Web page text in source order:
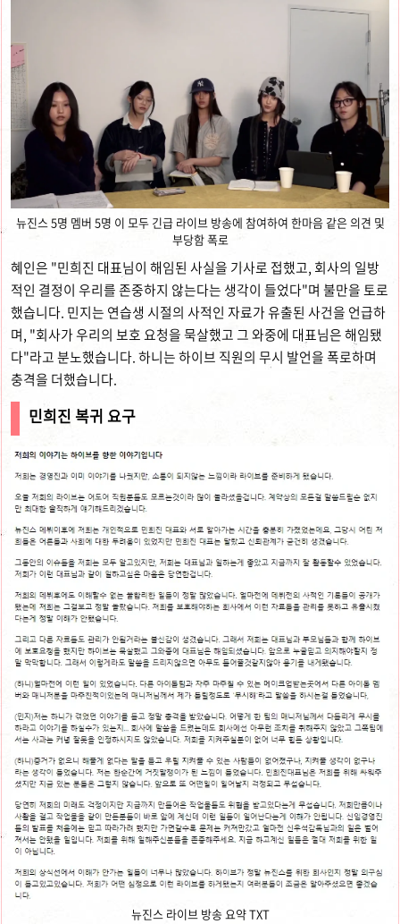
뉴진스 5명 멤버 5명 이 모두 긴급 라이브 방송에 참여하여 한마음 같은 의견 및
부당함 폭로
혜인은 "민희진 대표님이 해임된 사실을 기사로 접했고, 회사의 일방
적인 결정이 우리를 존중하지 않는다는 생각이 들었다"며 불만을 토로
했습니다. 민지는 연습생 시절의 사적인 자료가 유출된 사건을 언급하
며, "회사가 우리의 보호 요청을 묵살했고 그 와중에 대표님은 해임됐
다"라고 분노했습니다. 하니는 하이브 직원의 무시 발언을 폭로하며
충격을 더했습니다.
민희진 복귀 요구
뉴진스 라이브 방송 요약 TXT